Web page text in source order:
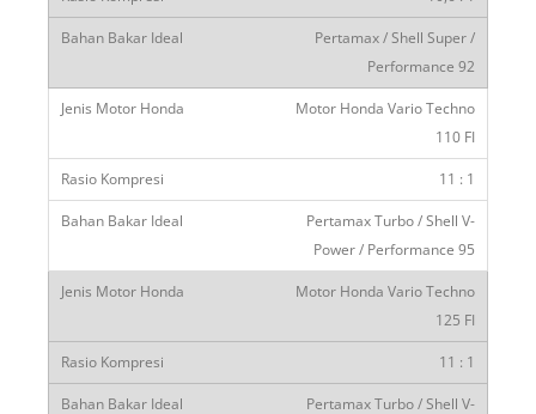
Pertamax / Shell Super /
Performance 92
Motor Honda Vario Techno
110 FI
11 : 1
Pertamax Turbo / Shell V-
Power / Performance 95
Motor Honda Vario Techno
125 FI
11 : 1
Pertamax Turbo / Shell V-